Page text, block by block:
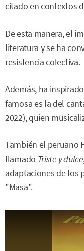
citado en contextos
De esta manera, el
literatura y se ha
resistencia colectiva.
Además, ha
famosa es la del
2022), quien
También el peruano
llamado Triste y dulce
adaptaciones de los
"Masa".